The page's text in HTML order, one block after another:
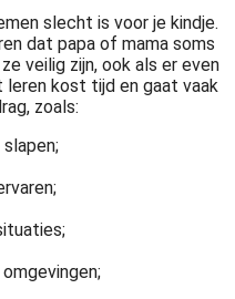
slecht is voor je kindje.
dat papa of mama soms
veilig zijn, ook als er even
leren kost tijd en gaat vaak
zoals: